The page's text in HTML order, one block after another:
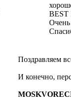
BEST
Поздравляем
И конечно,